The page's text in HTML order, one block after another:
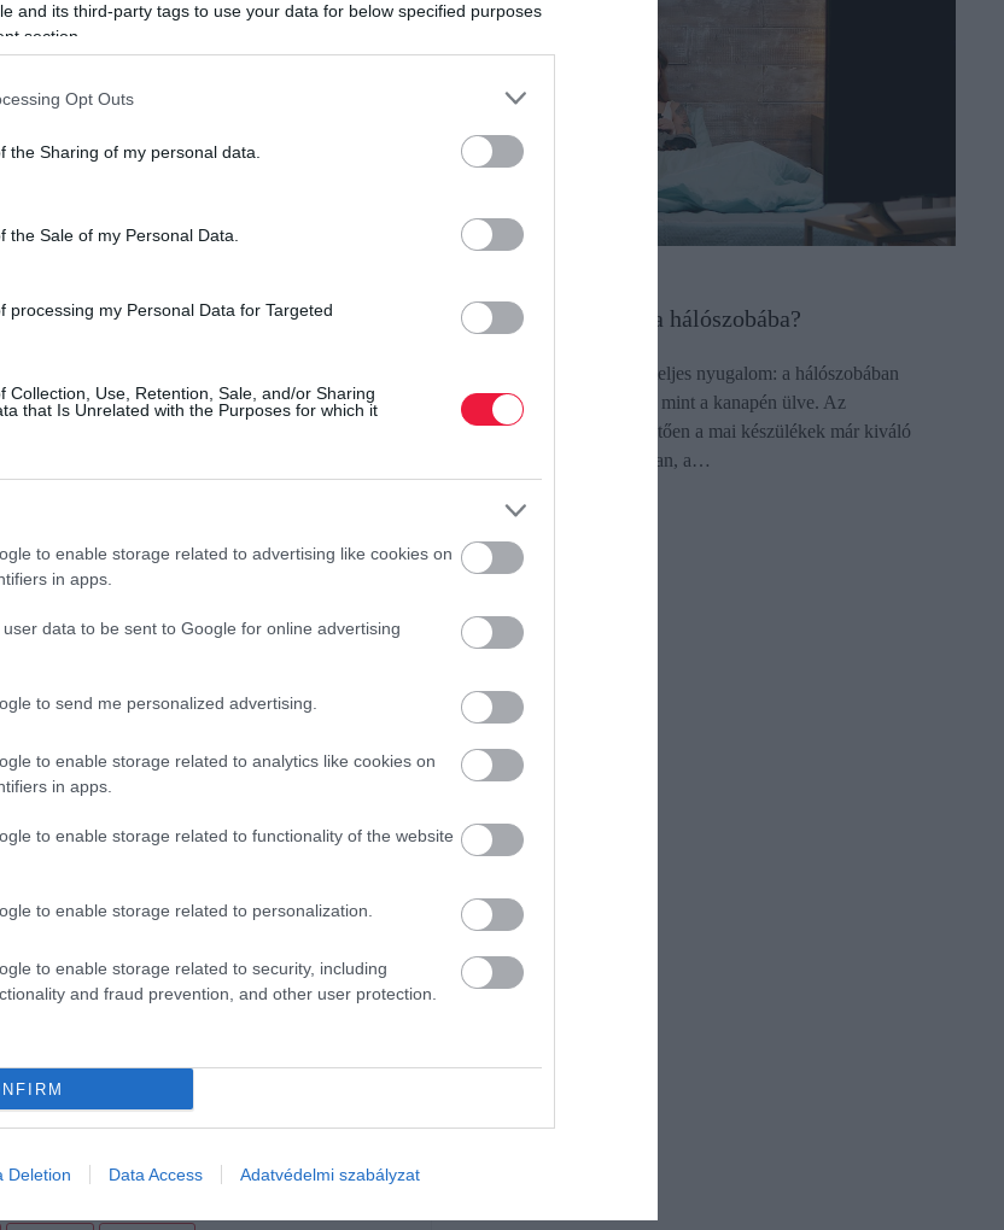
and its third-party tags to use your data for below specified purposes
section.
Opt Outs
the Sharing of my personal data.
the Sale of my Personal Data.
processing my Personal Data for Targeted
Collection, Use, Retention, Sale, and/or Sharing
that Is Unrelated with the Purposes for which it
to enable storage related to advertising like cookies on
in apps.
data to be sent to Google for online advertising
to send me personalized advertising.
to enable storage related to analytics like cookies on
in apps.
to enable storage related to functionality of the website
to enable storage related to personalization.
to enable storage related to security, including
and fraud prevention, and other user protection.
Deletion Data Access Adatvédelmi szabályzat
egyes félvezető komponensek terén jelenleg
A kecskeméti gyár emiatt a tervek szerint a 17.
számú munkavállalónak ajánlják fel a
A termelési szünetben átépítési és
előkészületeit is végzik. A
megfelelő juttatásokat.
20-tól tíz napig szünetelt a termelés szintén
gyártó Intel április 22-én jelezte, hogy
bekövetkezett hiánynak. A chipgyártó
és bár egy folyamatosan felfutó iparágról
hiányt is szült. Ez nem meglepő, hiszen
megbeszéléseket online platformokon
a számítógépek eladásaiban is. Az elektromos
a chipgyártóknak priorizálniuk kell
világ egyik legnagyobb mikrochip gyártója, a
Nemrégiben bejelentették, hogy a következő
növelésébe.
félvezetők fejlesztésére és gyártására.
egy 20 milliárd dolláros fejlesztési keretet.
elkezdett nyitni a fontos vállalatok irányába,
ellátási láncaiban. Erre reagálva már tavaly
fog felhúzni. A rivális Intel sem ül a babérjain:
is.
Milyen TV-t vegyek a hálószobába?
Félhomály, puha takaró és teljes nyugalom: a hálószobában
tévézni egészen más műfaj, mint a kanapén ülve. Az
okosfunkcióknak köszönhetően a mai készülékek már kiváló
partnerek az esti relaxációban, a…